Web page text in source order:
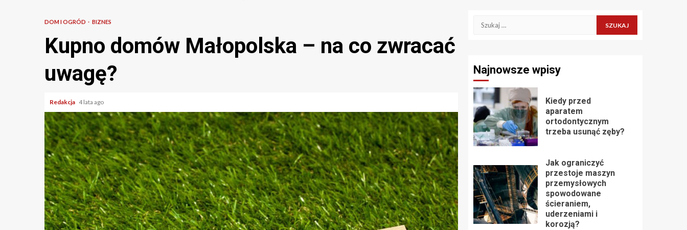
DOM I OGRÓD BIZNES
Kupno domów Małopolska – na co zwracać
uwagę?
Redakcja 4 lata ago
Szukaj:
Najnowsze wpisy
Kiedy przed
aparatem
ortodontycznym
trzeba usunąć zęby?
Jak ograniczyć
przestoje maszyn
przemysłowych
spowodowane
ścieraniem,
uderzeniami i
korozją?